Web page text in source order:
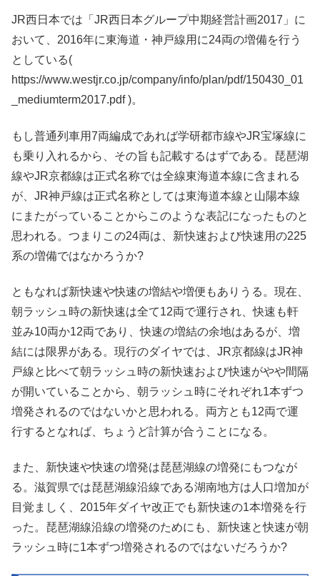
JR西日本では「JR西日本グループ中期経営計画2017」に
おいて、2016年に東海道・神戸線用に24両の増備を行う
としている(
https://www.westjr.co.jp/company/info/plan/pdf/150430_01
_mediumterm2017.pdf )。
もし普通列車用7両編成であれば学研都市線やJR宝塚線に
も乗り入れるから、その旨も記載するはずである。琵琶湖
線やJR京都線は正式名称では全線東海道本線に含まれる
が、JR神戸線は正式名称としては東海道本線と山陽本線
にまたがっていることからこのような表記になったものと
思われる。つまりこの24両は、新快速および快速用の225
系の増備ではなかろうか?
ともなれば新快速や快速の増結や増便もありうる。現在、
朝ラッシュ時の新快速は全て12両で運行され、快速も軒
並み10両か12両であり、快速の増結の余地はあるが、増
結には限界がある。現行のダイヤでは、JR京都線はJR神
戸線と比べて朝ラッシュ時の新快速および快速がやや間隔
が開いていることから、朝ラッシュ時にそれぞれ1本ずつ
増発されるのではないかと思われる。両方とも12両で運
行するとなれば、ちょうど計算が合うことになる。
また、新快速や快速の増発は琵琶湖線の増発にもつなが
る。滋賀県では琵琶湖線沿線である湖南地方は人口増加が
目覚ましく、2015年ダイヤ改正でも新快速の1本増発を行
った。琵琶湖線沿線の増発のためにも、新快速と快速が朝
ラッシュ時に1本ずつ増発されるのではないだろうか?